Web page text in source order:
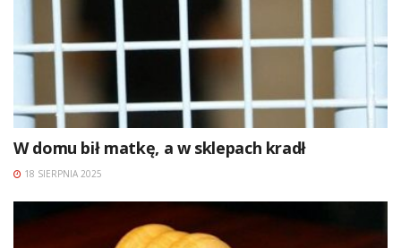
W domu bił matkę, a w sklepach kradł
18 SIERPNIA 2025